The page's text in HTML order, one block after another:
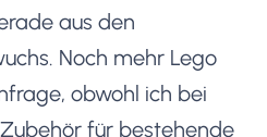
aus den
Noch mehr Lego
obwohl ich bei
für bestehende